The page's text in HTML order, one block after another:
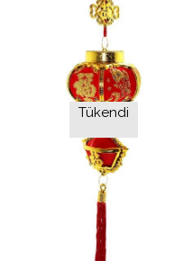
Tükendi